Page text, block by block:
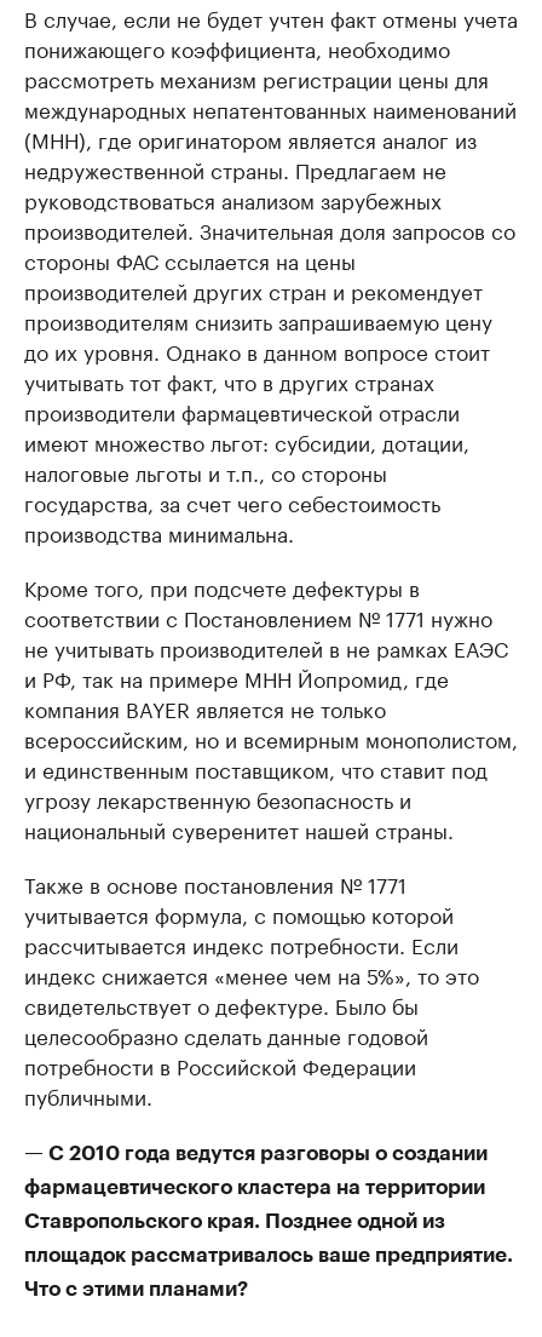
В случае, если не будет учтен факт отмены учета
понижающего коэффициента, необходимо
рассмотреть механизм регистрации цены для
международных непатентованных наименований
(МНН), где оригинатором является аналог из
недружественной страны. Предлагаем не
руководствоваться анализом зарубежных
производителей. Значительная доля запросов со
стороны ФАС ссылается на цены
производителей других стран и рекомендует
производителям снизить запрашиваемую цену
до их уровня. Однако в данном вопросе стоит
учитывать тот факт, что в других странах
производители фармацевтической отрасли
имеют множество льгот: субсидии, дотации,
налоговые льготы и т.п., со стороны
государства, за счет чего себестоимость
производства минимальна.
Кроме того, при подсчете дефектуры в
соответствии с Постановлением № 1771 нужно
не учитывать производителей в не рамках ЕАЭС
и РФ, так на примере МНН Йопромид, где
компания BAYER является не только
всероссийским, но и всемирным монополистом,
и единственным поставщиком, что ставит под
угрозу лекарственную безопасность и
национальный суверенитет нашей страны.
Также в основе постановления № 1771
учитывается формула, с помощью которой
рассчитывается индекс потребности. Если
индекс снижается «менее чем на 5%», то это
свидетельствует о дефектуре. Было бы
целесообразно сделать данные годовой
потребности в Российской Федерации
публичными.
— С 2010 года ведутся разговоры о создании
фармацевтического кластера на территории
Ставропольского края. Позднее одной из
площадок рассматривалось ваше предприятие.
Что с этими планами?